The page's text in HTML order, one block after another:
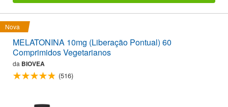
Nova
MELATONINA 10mg (Liberação Pontual) 60
Comprimidos Vegetarianos
da BIOVEA
(516)